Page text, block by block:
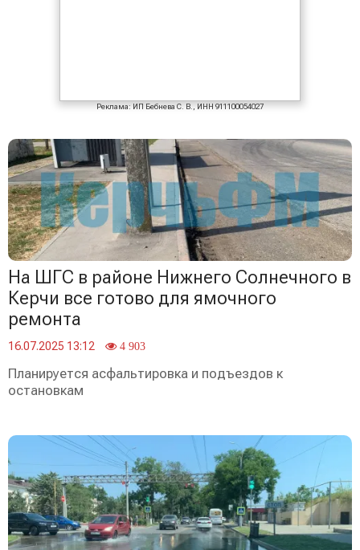
Реклама: ИП Бебнева С. В., ИНН 911100054027
На ШГС в районе Нижнего Солнечного в
Керчи все готово для ямочного
ремонта
16.07.2025 13:12 4 903
Планируется асфальтировка и подъездов к
остановкам